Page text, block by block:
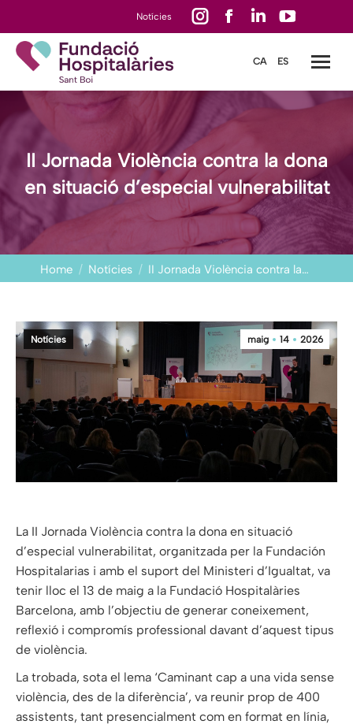
Notícies
Instagram
in
new
Facebook
opens
in
new
Linkedin
opens
in
YouTube
opens
in
CA ES
II Jornada Violència contra la dona
en situació d’especial vulnerabilitat
You are here:
Home Notícies II Jornada Violència contra la…
maig 14 2026
Notícies
La II Jornada Violència contra la dona en situació
d’especial vulnerabilitat, organitzada per la Fundación
Hospitalarias i amb el suport del Ministeri d’Igualtat, va
tenir lloc el 13 de maig a la Fundació Hospitalàries
Barcelona, amb l’objectiu de generar coneixement,
reflexió i compromís professional davant d’aquest tipus
de violència.
La trobada, sota el lema ‘Caminant cap a una vida sense
violència, des de la diferència’, va reunir prop de 400
assistents, tant presencialment com en format en línia,